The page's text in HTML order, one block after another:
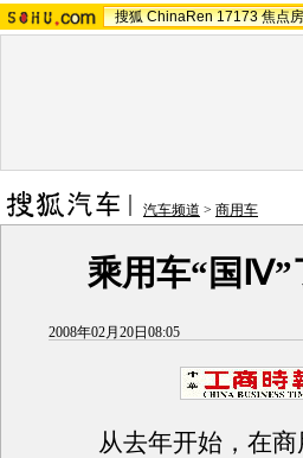
搜狐 ChinaRen 17173 焦点
汽车频道 > 商用车
乘用车“国Ⅳ”
2008年02月20日08:05
从去年开始，在商